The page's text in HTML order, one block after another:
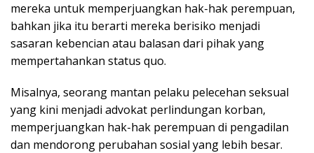
mereka untuk memperjuangkan hak-hak perempuan,
bahkan jika itu berarti mereka berisiko menjadi
sasaran kebencian atau balasan dari pihak yang
mempertahankan status quo.
Misalnya, seorang mantan pelaku pelecehan seksual
yang kini menjadi advokat perlindungan korban,
memperjuangkan hak-hak perempuan di pengadilan
dan mendorong perubahan sosial yang lebih besar.